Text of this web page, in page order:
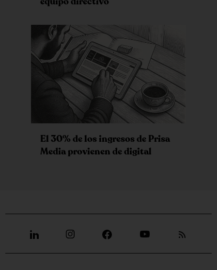
El 30% de los ingresos de Prisa
Media provienen de digital